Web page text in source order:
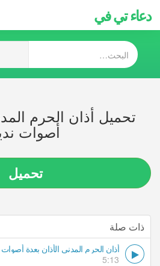
دعاء تي في
تحميل أذان الحرم
أصوات
تحميل
ذات صلة
أذان الحرم المدني الأذان بعدة أصوات
5:13